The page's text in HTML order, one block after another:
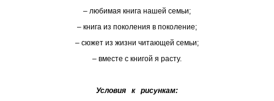
– любимая книга нашей семьи;
– книга из поколения в поколение;
– сюжет из жизни читающей семьи;
– вместе с книгой я расту.
Условия к рисункам: